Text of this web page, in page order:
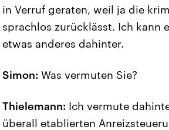
in Verruf geraten, weil ja die
sprachlos zurücklässt. Ich kann
etwas anderes dahinter.
Simon: Was vermuten Sie?
Thielemann: Ich vermute
überall etablierten